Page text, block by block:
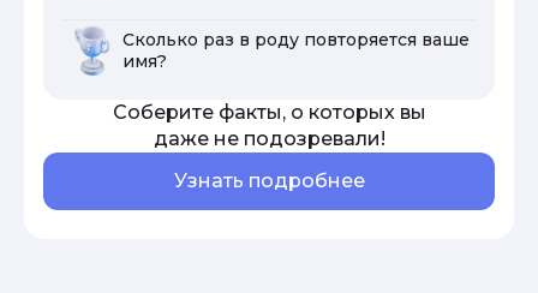
Сколько раз в роду повторяется ваше
имя?
Соберите факты, о которых вы
даже не подозревали!
Узнать подробнее